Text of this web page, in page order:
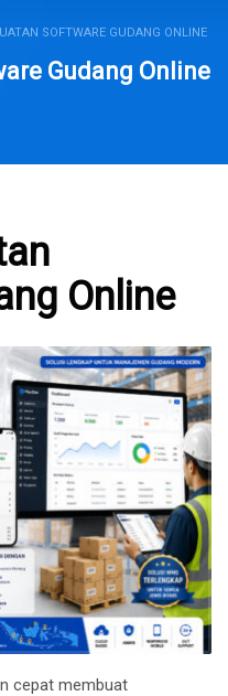
SOFTWARE GUDANG ONLINE
Gudang Online
Online
cepat membuat